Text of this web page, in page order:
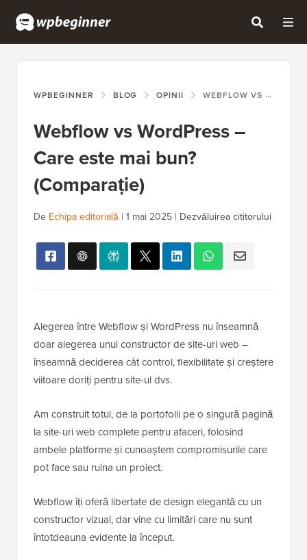
WPBEGINNER BLOG OPINII WEBFLOW VS WORDPRESS – CARE ESTE MAI BUN? (COMPARAȚIE)
Webflow vs WordPress –
Care este mai bun?
(Comparație)
De Echipa editorială | 1 mai 2025 | Dezvăluirea cititorului
Alegerea între Webflow și WordPress nu înseamnă
doar alegerea unui constructor de site-uri web –
înseamnă deciderea cât control, flexibilitate și creștere
viitoare doriți pentru site-ul dvs.
Am construit totul, de la portofolii pe o singură pagină
la site-uri web complete pentru afaceri, folosind
ambele platforme și cunoaștem compromisurile care
pot face sau ruina un proiect.
Webflow îți oferă libertate de design elegantă cu un
constructor vizual, dar vine cu limitări care nu sunt
întotdeauna evidente la început.